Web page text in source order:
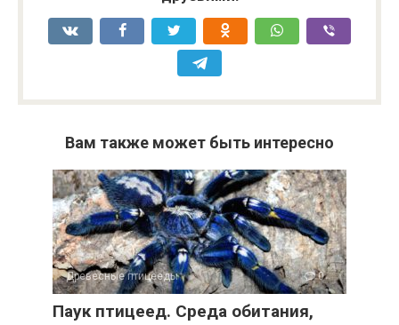
Вам также может быть интересно
Древесные птицееды 0
Паук птицеед. Среда обитания,